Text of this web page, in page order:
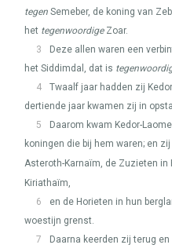
tegen Semeber, de koning van
het tegenwoordigeZoar.
3
Deze allen waren een
het Siddimdal, dat is
4
Twaalf jaar hadden zij
dertiende jaar kwamen zij in
5
Daarom kwam Kedor-
koningen die bij hem waren; en
Asteroth-Karnaïm, de Zuzieten in
Kiriathaïm,
6
en de Horieten in hun
woestijn grenst.
7
Daarna keerden zij terug